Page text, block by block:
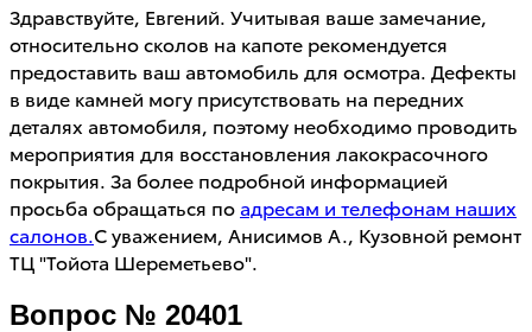
Здравствуйте, Евгений. Учитывая ваше замечание,
относительно сколов на капоте рекомендуется
предоставить ваш автомобиль для осмотра. Дефекты
в виде камней могу присутствовать на передних
деталях автомобиля, поэтому необходимо проводить
мероприятия для восстановления лакокрасочного
покрытия. За более подробной информацией
просьба обращаться по адресам и телефонам наших
салонов.С уважением, Анисимов А., Кузовной ремонт
ТЦ "Тойота Шереметьево".
Вопрос № 20401